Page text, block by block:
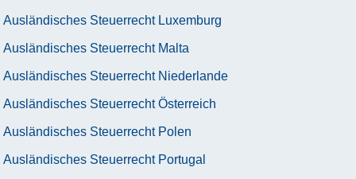
Ausländisches Steuerrecht Luxemburg
Ausländisches Steuerrecht Malta
Ausländisches Steuerrecht Niederlande
Ausländisches Steuerrecht Österreich
Ausländisches Steuerrecht Polen
Ausländisches Steuerrecht Portugal